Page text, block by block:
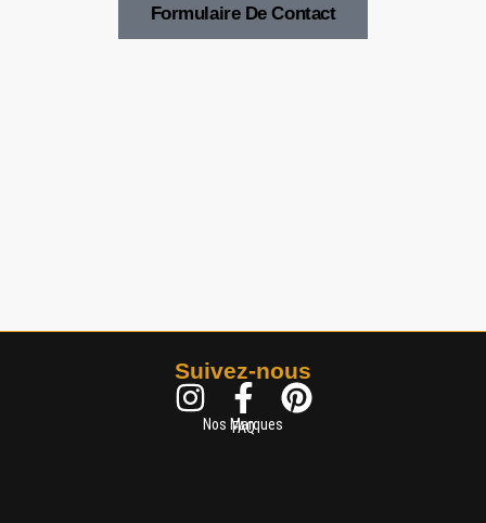
Formulaire De Contact
Suivez-nous
FAQ
Nos Marques